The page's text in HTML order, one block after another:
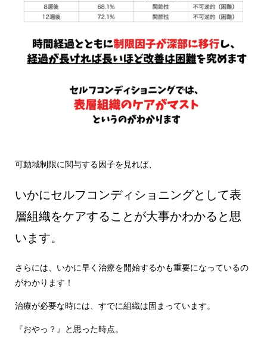
可動域制限に関与する因子を見れば、
いかにセルフコンディショニングとして表
層組織をケアすることが大事かわかると思
います。
さらには、いかに早く治療を開始するかも重要になっているの
がわかります！
治療が必要な時には、すでに組織は固まっています。
『おやっ？』と思った時点。